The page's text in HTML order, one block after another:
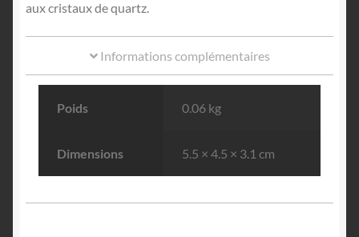
aux cristaux de quartz.
Informations complémentaires
Poids 0.06 kg
Dimensions 5.5 × 4.5 × 3.1 cm